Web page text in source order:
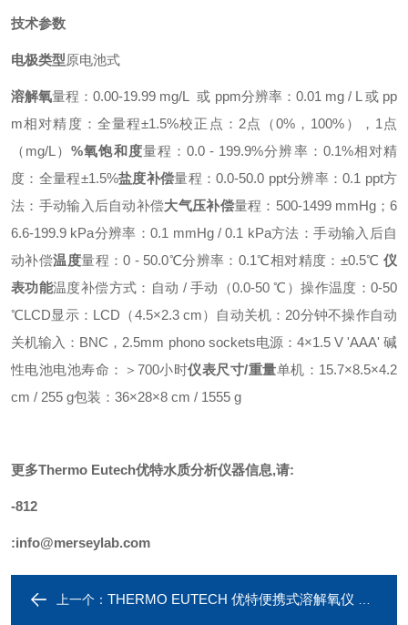
技术参数
电极类型原电池式
溶解氧量程：0.00-19.99 mg/L 或 ppm分辨率：0.01 mg / L 或 pp
m相对精度：全量程±1.5%校正点：2点（0%，100%），1点
（mg/L）%氧饱和度量程：0.0 - 199.9%分辨率：0.1%相对精
度：全量程±1.5%盐度补偿量程：0.0-50.0 ppt分辨率：0.1 ppt方
法：手动输入后自动补偿大气压补偿量程：500-1499 mmHg；6
6.6-199.9 kPa分辨率：0.1 mmHg / 0.1 kPa方法：手动输入后自
动补偿温度量程：0 - 50.0℃分辨率：0.1℃相对精度：±0.5℃仪
表功能温度补偿方式：自动 / 手动（0.0-50 ℃）操作温度：0-50
℃LCD显示：LCD（4.5×2.3 cm）
自动关机：20分钟不操作自动
关机输入：BNC，2.5mm phono sockets电源：4×1.5 V 'AAA' 碱
性电池电池寿命：＞700小时仪表尺寸/重量单机：15.7×8.5×4.2
cm / 255 g包装：36×28×8 cm / 1555 g
更多Thermo Eutech优特水质分析仪器信息,请:
-812
:info@merseylab.com
上一个： THERMO EUTECH 优特便携式溶解氧仪 DO700